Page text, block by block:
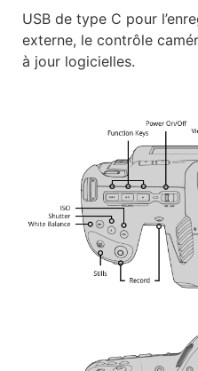
USB de type C pour
externe, le contrôle
à jour logicielles.